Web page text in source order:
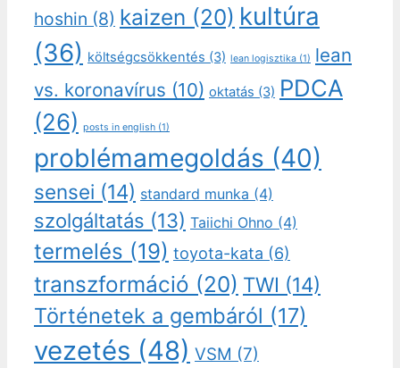
hoshin (8) kaizen (20) kultúra
(36) költségcsökkentés (3) lean logisztika (1) lean
vs. koronavírus (10) oktatás (3) PDCA
(26) posts in english (1)
problémamegoldás (40)
sensei (14) standard munka (4)
szolgáltatás (13) Taiichi Ohno (4)
termelés (19) toyota-kata (6)
transzformáció (20) TWI (14)
Történetek a gembáról (17)
vezetés (48) VSM (7)